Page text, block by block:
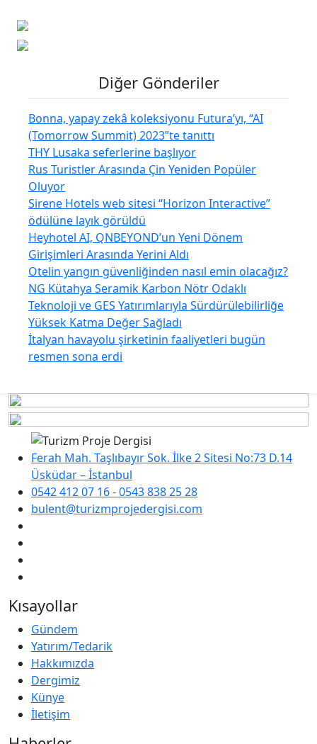
Diğer Gönderiler
Bonna, yapay zekâ koleksiyonu Futura’yı, “AI
(Tomorrow Summit) 2023”te tanıttı
THY Lusaka seferlerine başlıyor
Rus Turistler Arasında Çin Yeniden Popüler
Oluyor
Sirene Hotels web sitesi “Horizon Interactive”
ödülüne layık görüldü
Heyhotel AI, QNBEYOND’un Yeni Dönem
Girişimleri Arasında Yerini Aldı
Otelin yangın güvenliğinden nasıl emin olacağız?
NG Kütahya Seramik Karbon Nötr Odaklı
Teknoloji ve GES Yatırımlarıyla Sürdürülebilirliğe
Yüksek Katma Değer Sağladı
İtalyan havayolu şirketinin faaliyetleri bugün
resmen sona erdi
Ferah Mah. Taşlıbayır Sok. İlke 2 Sitesi No:73 D.14
Üsküdar – İstanbul
0542 412 07 16 - 0543 838 25 28
bulent@turizmprojedergisi.com
Kısayollar
Gündem
Yatırım/Tedarik
Hakkımızda
Dergimiz
Künye
İletişim